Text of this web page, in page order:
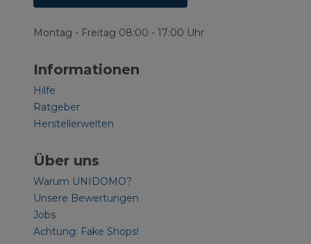
Montag - Freitag 08:00 - 17:00 Uhr
Informationen
Hilfe
Ratgeber
Herstellerwelten
Über uns
Warum UNIDOMO?
Unsere Bewertungen
Jobs
Achtung: Fake Shops!